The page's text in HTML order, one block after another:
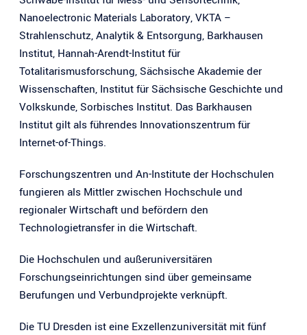
Nanoelectronic Materials Laboratory, VKTA –
Strahlenschutz, Analytik & Entsorgung, Barkhausen
Institut, Hannah-Arendt-Institut für
Totalitarismusforschung, Sächsische Akademie der
Wissenschaften, Institut für Sächsische Geschichte und
Volkskunde, Sorbisches Institut. Das Barkhausen
Institut gilt als führendes Innovationszentrum für
Internet-of-Things.
Forschungszentren und An-Institute der Hochschulen
fungieren als Mittler zwischen Hochschule und
regionaler Wirtschaft und befördern den
Technologietransfer in die Wirtschaft.
Die Hochschulen und außeruniversitären
Forschungseinrichtungen sind über gemeinsame
Berufungen und Verbundprojekte verknüpft.
Die TU Dresden ist eine Exzellenzuniversität mit fünf